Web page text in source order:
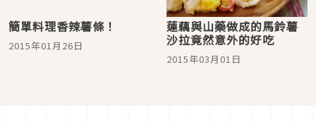
簡單料理香辣薯條！
2015年01月26日
蓮藕與山藥做成的馬鈴薯
沙拉竟然意外的好吃
2015年03月01日